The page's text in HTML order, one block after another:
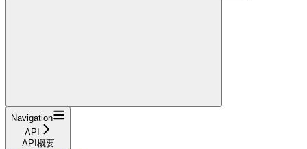
Navigation
API
API概要